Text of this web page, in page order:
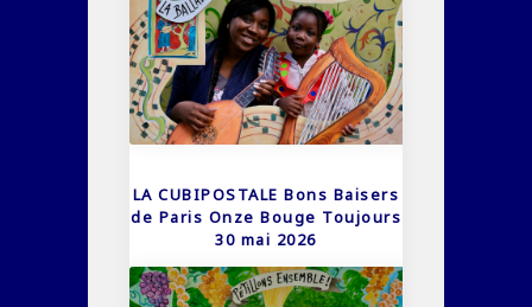
LA CUBIPOSTALE Bons Baisers
de Paris Onze Bouge Toujours
30 mai 2026